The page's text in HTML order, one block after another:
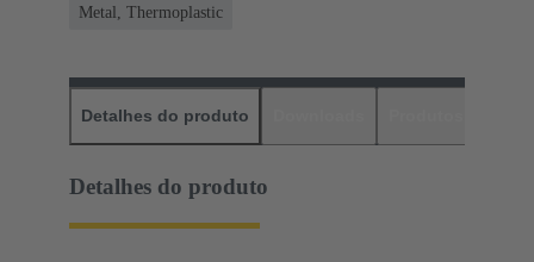
Metal, Thermoplastic
Detalhes do produto
Detalhes do produto